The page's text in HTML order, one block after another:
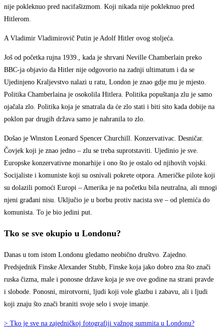
nije pokleknuo pred nacifašizmom. Koji nikada nije pokleknuo pred
Hitlerom.
A Vladimir Vladimirovič Putin je Adolf Hitler ovog stoljeća.
Još od početka rujna 1939., kada je shrvani Neville Chamberlain preko
BBC-ja objavio da Hitler nije odgovorio na zadnji ultimatum i da se
Ujedinjeno Kraljevstvo nalazi u ratu, London je znao gdje mu je mjesto.
Politika Chamberlaina je osokolila Hitlera. Politika popuštanja zlu je samo
ojačala zlo. Politika koja je smatrala da će zlo stati i biti sito kada dobije na
poklon par drugih država samo je nahranila to zlo.
Došao je Winston Leonard Spencer Churchill. Konzervativac. Desničar.
Čovjek koji je znao jedno – zlu se treba suprotstaviti. Ujedinio je sve.
Europske konzervativne monarhije i ono što je ostalo od njihovih vojski.
Socijaliste i komuniste koji su osnivali pokrete otpora. Američke pilote koji
su dolazili pomoći Europi – Amerika je na početku bila neutralna, ali mnogi
njeni građani nisu. Uključio je u borbu protiv nacista sve – od plemića do
komunista. To je bio jedini put.
Tko se sve okupio u Londonu?
Danas u tom istom Londonu gledamo neobično društvo. Zajedno.
Predsjednik Finske Alexander Stubb, Finske koja jako dobro zna što znači
ruska čizma, male i ponosne države koja je sve ove godine na strani pravde
i slobode. Ponosni, mirotvorni, ljudi koji vole glazbu i zabavu, ali i ljudi
koji znaju što znači braniti svoje selo i svoje imanje.
> Tko je sve na zajedničkoj fotografiji važnog summita u Londonu?